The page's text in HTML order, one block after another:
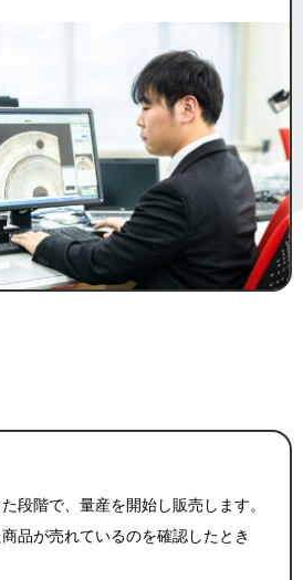
段階で、量産を開始し販売します。
品が売れているのを確認したとき